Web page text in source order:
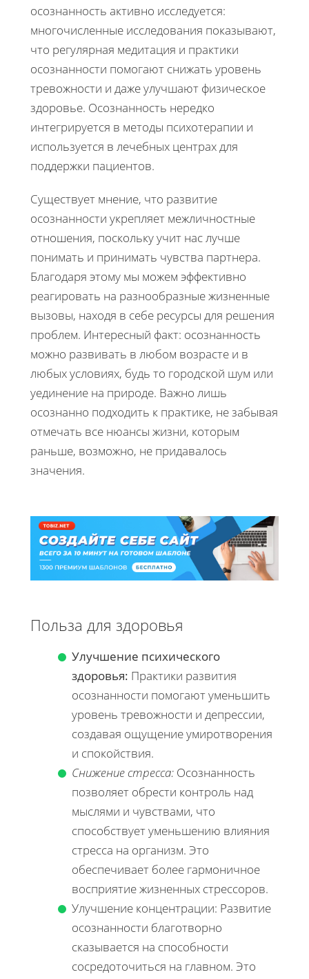
осознанность активно исследуется:
многочисленные исследования показывают,
что регулярная медитация и практики
осознанности помогают снижать уровень
тревожности и даже улучшают физическое
здоровье. Осознанность нередко
интегрируется в методы психотерапии и
используется в лечебных центрах для
поддержки пациентов.
Существует мнение, что развитие
осознанности укрепляет межличностные
отношения, поскольку учит нас лучше
понимать и принимать чувства партнера.
Благодаря этому мы можем эффективно
реагировать на разнообразные жизненные
вызовы, находя в себе ресурсы для решения
проблем. Интересный факт: осознанность
можно развивать в любом возрасте и в
любых условиях, будь то городской шум или
уединение на природе. Важно лишь
осознанно подходить к практике, не забывая
отмечать все нюансы жизни, которым
раньше, возможно, не придавалось
значения.
Польза для здоровья
Улучшение психического
здоровья: Практики развития
осознанности помогают уменьшить
уровень тревожности и депрессии,
создавая ощущение умиротворения
и спокойствия.
Снижение стресса: Осознанность
позволяет обрести контроль над
мыслями и чувствами, что
способствует уменьшению влияния
стресса на организм. Это
обеспечивает более гармоничное
восприятие жизненных стрессоров.
Улучшение концентрации: Развитие
осознанности благотворно
сказывается на способности
сосредоточиться на главном. Это